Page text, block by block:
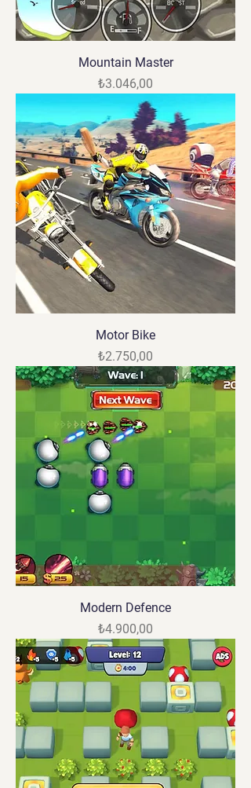
Mountain Master
Fiyat
₺3.046,00
Motor Bike
Fiyat
₺2.750,00
Modern Defence
Fiyat
₺4.900,00